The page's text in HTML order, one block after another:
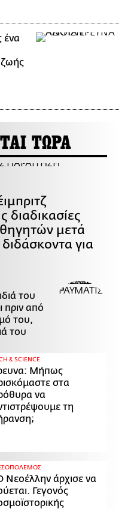
ένα
ζωής
ΤΩΡΑ
διαδικασίες
μετά
για
του
πριν από
του,
του
& SCIENCE
Μήπως
στα
να
τη
Νεοέλλην άρχισε να
Γεγονός